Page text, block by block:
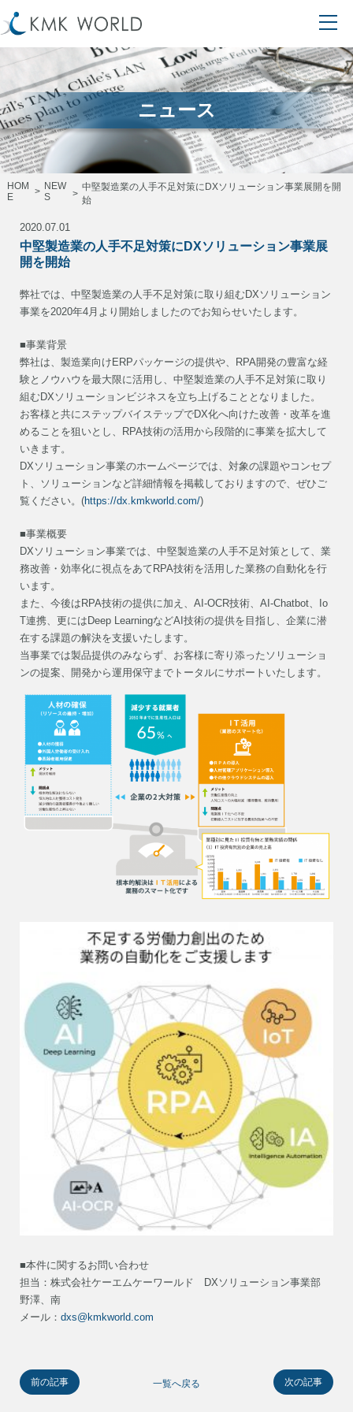
ニュース
HOM
E
NEW
S
中堅製造業の人手不足対策にDXソリューション事業展開を開
始
2020.07.01
中堅製造業の人手不足対策にDXソリューション事業展
開を開始
弊社では、中堅製造業の人手不足対策に取り組むDXソリューション
事業を2020年4月より開始しましたのでお知らせいたします。
■事業背景
弊社は、製造業向けERPパッケージの提供や、RPA開発の豊富な経
験とノウハウを最大限に活用し、中堅製造業の人手不足対策に取り
組むDXソリューションビジネスを立ち上げることとなりました。
お客様と共にステップバイステップでDX化へ向けた改善・改革を進
めることを狙いとし、RPA技術の活用から段階的に事業を拡大して
いきます。
DXソリューション事業のホームページでは、対象の課題やコンセプ
ト、ソリューションなど詳細情報を掲載しておりますので、ぜひご
覧ください。(https://dx.kmkworld.com/)
■事業概要
DXソリューション事業では、中堅製造業の人手不足対策として、業
務改善・効率化に視点をあてRPA技術を活用した業務の自動化を行
います。
また、今後はRPA技術の提供に加え、AI-OCR技術、AI-Chatbot、Io
T連携、更にはDeep LearningなどAI技術の提供を目指し、企業に潜
在する課題の解決を支援いたします。
当事業では製品提供のみならず、お客様に寄り添ったソリューショ
ンの提案、開発から運用保守までトータルにサポートいたします。
■本件に関するお問い合わせ
担当：株式会社ケーエムケーワールド DXソリューション事業部
野澤、南
メール：dxs@kmkworld.com
前の記事 一覧へ戻る 次の記事